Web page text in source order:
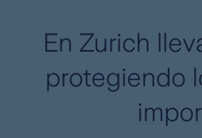
En Zurich
protegiendo